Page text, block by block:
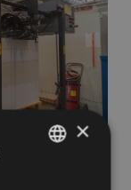
×